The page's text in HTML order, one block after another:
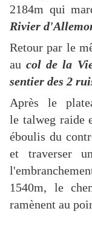
2184m qui
Rivier
Retour par le
aucol de la
sentier des 2
Après le
le talweg raide
éboulis du
et traverser
1540m, le
ramènent au